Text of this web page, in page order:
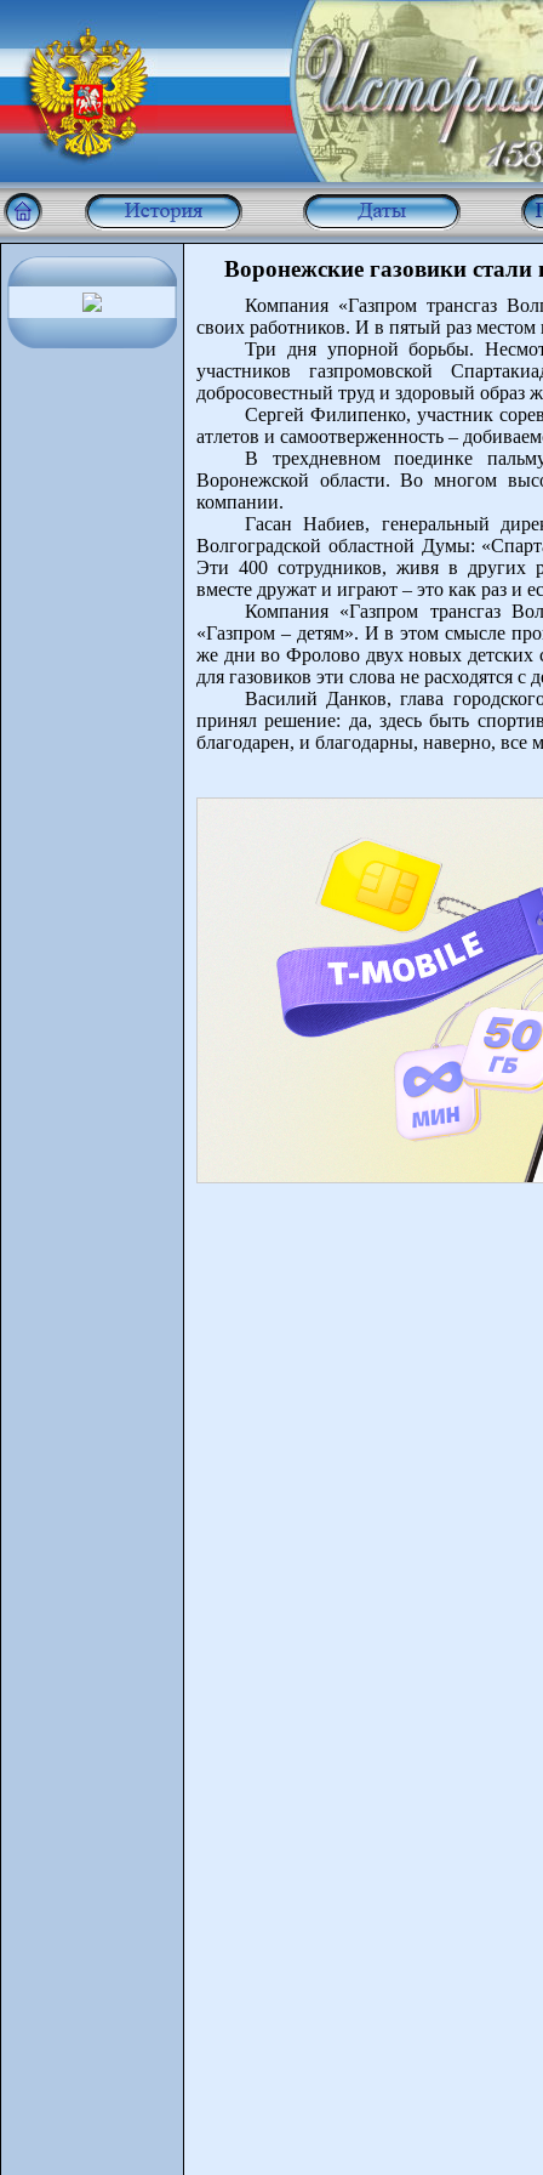
Воронежские газовики
Компания «Газпром трансгаз
своих работников. И в пятый раз
Три дня упорной борьбы.
участников газпромовской
добросовестный труд и здоровый образ
Сергей Филипенко, участник
атлетов и самоотверженность –
В трехдневном поединке
Воронежской области. Во многом
компании.
Гасан Набиев, генеральный
Волгоградской областной Думы:
Эти 400 сотрудников, живя в других
вместе дружат и играют – это как раз и
Компания «Газпром трансгаз
«Газпром – детям». И в этом смысле
же дни во Фролово двух новых детских
для газовиков эти слова не расходятся с
Василий Данков, глава
принял решение: да, здесь быть
благодарен, и благодарны, наверно,